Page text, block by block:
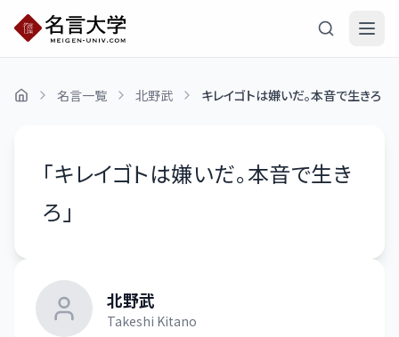
名言一覧 北野武 キレイゴトは嫌いだ。本音で生きろ
「キレイゴトは嫌いだ。本音で生き
ろ 」
北野武
Takeshi Kitano